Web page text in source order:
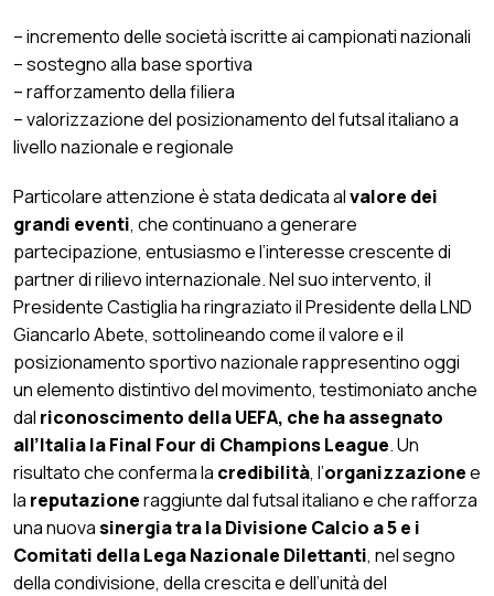
– incremento delle società iscritte ai campionati nazionali
– sostegno alla base sportiva
– rafforzamento della filiera
– valorizzazione del posizionamento del futsal italiano a
livello nazionale e regionale
Particolare attenzione è stata dedicata alvalore dei
grandi eventi, che continuano a generare
partecipazione, entusiasmo e l’interesse crescente di
partner di rilievo internazionale. Nel suo intervento, il
Presidente Castiglia ha ringraziato il Presidente della LND
Giancarlo Abete, sottolineando come il valore e il
posizionamento sportivo nazionale rappresentino oggi
un elemento distintivo del movimento, testimoniato anche
dal riconoscimento della UEFA, che ha assegnato
all’Italia la Final Four di Champions League. Un
risultato che conferma la credibilità, l’organizzazionee
la reputazioneraggiunte dal futsal italiano e che rafforza
una nuovasinergia tra la Divisione Calcio a 5 e i
Comitati della Lega Nazionale Dilettanti, nel segno
della condivisione, della crescita e dell’unità del